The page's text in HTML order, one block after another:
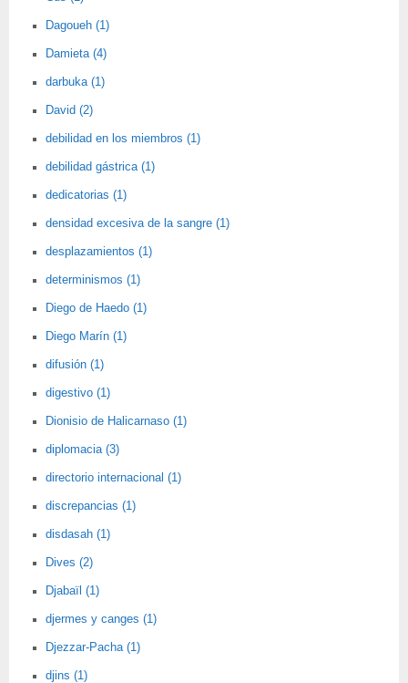
Dagoueh (1)
Damieta (4)
darbuka (1)
David (2)
debilidad en los miembros (1)
debilidad gástrica (1)
dedicatorias (1)
densidad excesiva de la sangre (1)
desplazamientos (1)
determinismos (1)
Diego de Haedo (1)
Diego Marín (1)
difusión (1)
digestivo (1)
Dionisio de Halicarnaso (1)
diplomacia (3)
directorio internacional (1)
discrepancias (1)
disdasah (1)
Dives (2)
Djabaïl (1)
djermes y canges (1)
Djezzar-Pacha (1)
djins (1)